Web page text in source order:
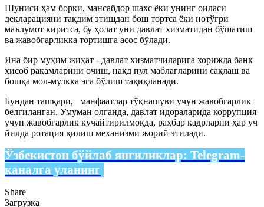
Шуниси ҳам борки, мансабдор шахс ёки унинг оиласи
декларацияни тақдим этишдан бош тортса ёки нотўғри
маълумот киритса, бу ҳолат уни давлат хизматидан бўшатиш
ва жавобгарликка тортишга асос бўлади.
Яна бир муҳим жиҳат - давлат хизматчиларига хорижда банк
ҳисоб рақамларини очиш, нақд пул маблағларини сақлаш ва
бошқа мол-мулкка эга бўлиш тақиқланади.
Бундан ташқари, манфаатлар тўқнашуви учун жавобгарлик
белгиланган. Умуман олганда, давлат идораларида коррупция
учун жавобгарлик кучайтирилмоқда, раҳбар кадрларни ҳар уч
йилда ротация қилиш механизми жорий этилади.
Ўзбекистон бўйлаб янгиликлар: Telegram-
каналга уланинг
Share
Загрузка